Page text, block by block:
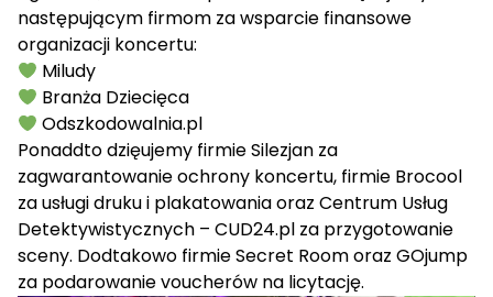
następującym firmom za wsparcie finansowe
organizacji koncertu:
Miludy
Branża Dziecięca
Odszkodowalnia.pl
Ponaddto dzięujemy firmieSilezjan za
zagwarantowanie ochrony koncertu, firmie Brocool
za usługi druku i plakatowania oraz Centrum Usług
Detektywistycznych – CUD24.pl za przygotowanie
sceny. Dodtakowo firmieSecret Roomoraz GOjump
za podarowanie voucherów na licytację.